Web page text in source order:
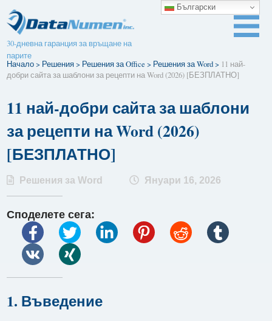
30-дневна гаранция за връщане на
парите
Начало> Решения> Решения за Office > Решения за Word> 11 най-
добри сайта за шаблони за рецепти на Word (2026) [БЕЗПЛАТНО]
11 най-добри сайта за шаблони
за рецепти на Word (2026)
[БЕЗПЛАТНО]
Решения за Word Януари 16, 2026
Споделете сега:
1. Въведение
Български